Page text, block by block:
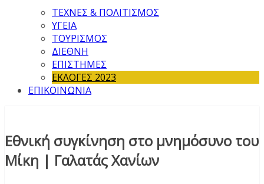
ΤΕΧΝΕΣ & ΠΟΛΙΤΙΣΜΟΣ
ΥΓΕΙΑ
ΤΟΥΡΙΣΜΟΣ
ΔΙΕΘΝΗ
ΕΠΙΣΤΗΜΕΣ
ΕΚΛΟΓΕΣ 2023
ΕΠΙΚΟΙΝΩΝΙΑ
Εθνική συγκίνηση στο μνημόσυνο του
Μίκη | Γαλατάς Χανίων